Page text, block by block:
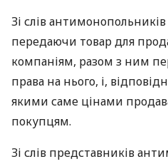
Зі слів
передаючи товар для
компаніям, разом з ним
права на нього, і,
якими саме цінами
покупцям.
Зі слів представників